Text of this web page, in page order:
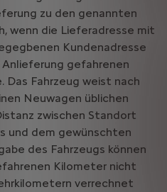
zu den genannten
wenn die Lieferadresse mit
Kundenadresse
gefahrenen
Fahrzeug weist nach
Neuwagen üblichen
zwischen Standort
und dem gewünschten
des Fahrzeugs können
Kilometer nicht
verrechnet